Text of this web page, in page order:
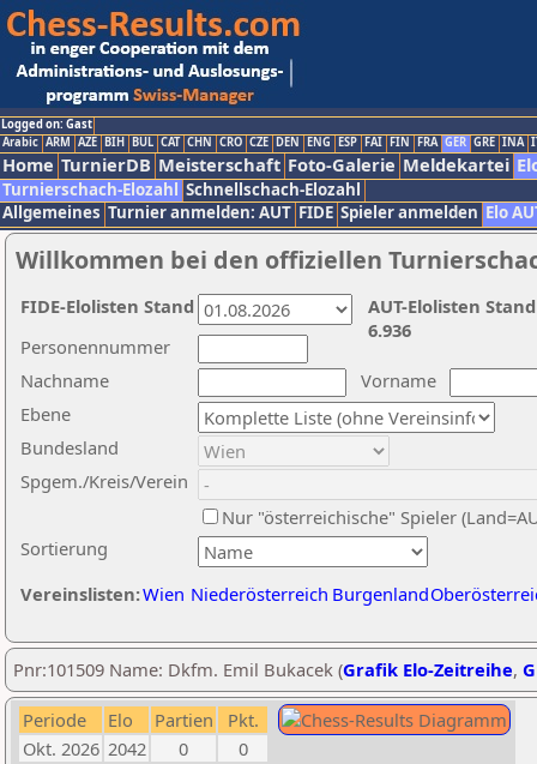
Logged on: Gast
Arabic ARM AZE BIH BUL CAT CHN CRO CZE DEN ENG ESP FAI FIN FRA GER GRE INA
Home TurnierDB Meisterschaft Foto-Galerie Meldekartei
Turnierschach-Elozahl Schnellschach-Elozahl
Allgemeines Turnier anmelden: AUT FIDE Spieler anmelden Elo
Willkommen bei den offiziellen
Nachname
Vorname
Ebene
Sortierung
Personennummer
Bundesland
Spgem./Kreis/Verein
Nur "österreichische" Spieler
Vereinslisten:Wien Niederösterreich Burgenland
AUT-Elolisten
6.936
FIDE-Elolisten Stand
Pnr:101509 Name: Dkfm. Emil Bukacek (Grafik Elo-Zeitreihe,
Periode Elo Partien
Pkt.
Okt. 2026 2042 0
0